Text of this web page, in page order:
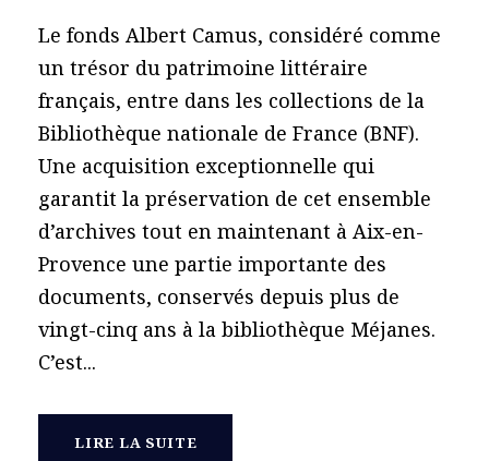
Le fonds Albert Camus, considéré comme
un trésor du patrimoine littéraire
français, entre dans les collections de la
Bibliothèque nationale de France (BNF).
Une acquisition exceptionnelle qui
garantit la préservation de cet ensemble
d’archives tout en maintenant à Aix-en-
Provence une partie importante des
documents, conservés depuis plus de
vingt-cinq ans à la bibliothèque Méjanes.
C’est...
LIRE LA SUITE